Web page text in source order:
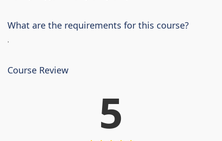
What are the requirements for this course?
.
Course Review
5